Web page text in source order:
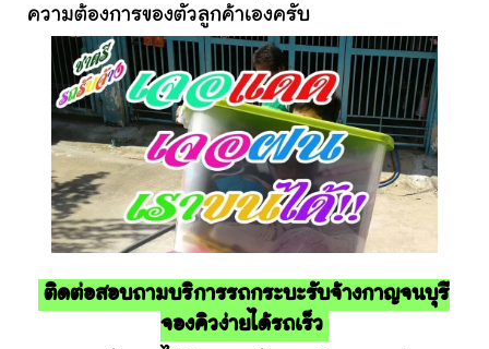
ความต้องการของตัวลูกค้าเองครับ
ติดต่อสอบถามบริการรถกระบะรับจ้างกาญจนบุรี
จองคิวง่ายได้รถเร็ว